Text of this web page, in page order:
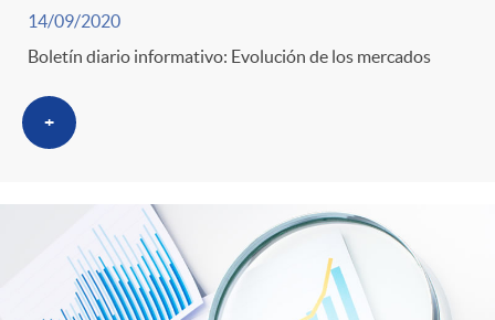
14/09/2020
Boletín diario informativo: Evolución de los mercados
+